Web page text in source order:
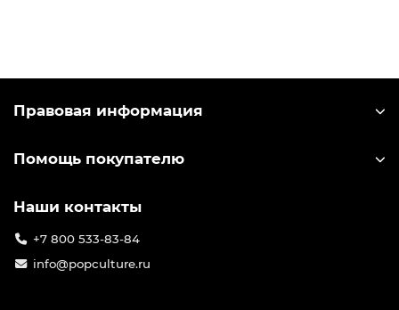
Правовая информация
Помощь покупателю
Наши контакты
+7 800 533-83-84
info@popculture.ru